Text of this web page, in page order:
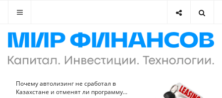
Почему автолизинг не сработал в
Казахстане и отменят ли программу...